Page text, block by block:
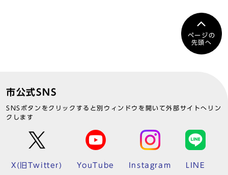
ページの
先頭へ
市公式SNS
SNSボタンをクリックすると別ウィンドウを開いて外部サイトへリン
クします
X(旧Twitter) YouTube Instagram LINE